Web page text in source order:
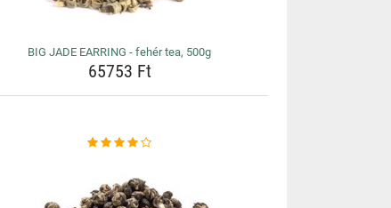
BIG JADE EARRING - fehér tea, 500g
65753 Ft